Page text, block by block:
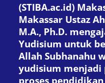
(STIBA.ac.id)
Makassar Ustaz
M.A., Ph.D.
Yudisium untuk
Allah Subhanahu
yudisium menjadi
proses pendidikan